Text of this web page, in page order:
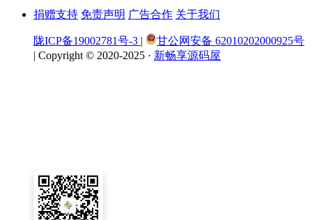
捐赠支持 免责声明 广告合作 关于我们
陇ICP备19002781号-3 |
甘公网安备 62010202000925号
| Copyright © 2020-2025 · 新畅享源码屋